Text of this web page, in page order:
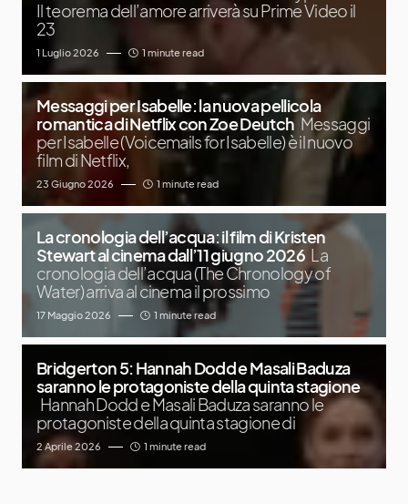
Il teorema dell’amore arriverà su Prime Video il
23
1 Luglio 2026 1 minute read
Messaggi per Isabelle: la nuova pellicola
romantica di Netflix con Zoe Deutch Messaggi
per Isabelle (Voicemails for Isabelle) è il nuovo
film di Netflix,
23 Giugno 2026 1 minute read
La cronologia dell’acqua: il film di Kristen
Stewart al cinema dall’11 giugno 2026 La
cronologia dell’acqua (The Chronology of
Water) arriva al cinema il prossimo
17 Maggio 2026 1 minute read
Bridgerton 5: Hannah Dodd e Masali Baduza
saranno le protagoniste della quinta stagione
Hannah Dodd e Masali Baduza saranno le
protagoniste della quinta stagione di
2 Aprile 2026 1 minute read